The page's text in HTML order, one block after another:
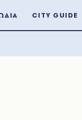
CITY GUIDE